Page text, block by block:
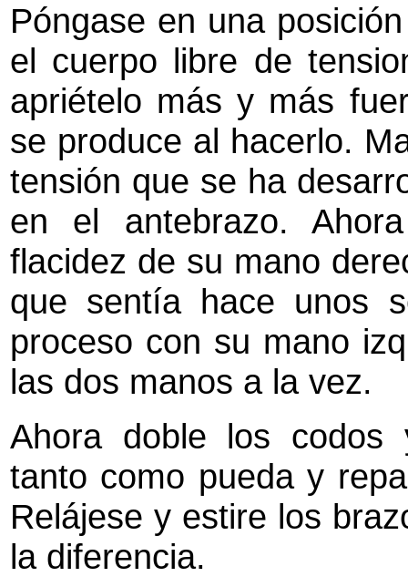
Póngase en una
el cuerpo libre de
apriételo más y más
se produce al hacerlo.
tensión que se ha
en el antebrazo.
flacidez de su mano
que sentía hace unos
proceso con su mano
las dos manos a la vez.
Ahora doble los codos
tanto como pueda y
Relájese y estire los
la diferencia.